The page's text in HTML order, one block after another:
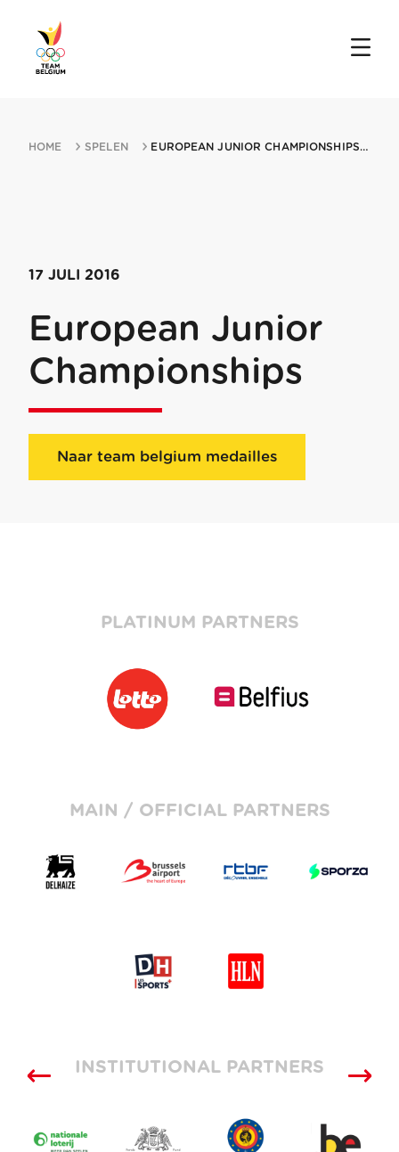
HOME SPELEN EUROPEAN JUNIOR CHAMPIONSHIPS 17072016 ZAGREB
17 JULI 2016
European Junior
Championships
Naar team belgium medailles
PLATINUM PARTNERS
MAIN / OFFICIAL PARTNERS
INSTITUTIONAL PARTNERS